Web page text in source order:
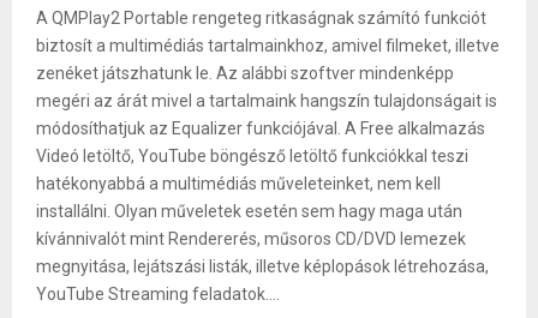
A QMPlay2 Portable rengeteg ritkaságnak számító funkciót
biztosít a multimédiás tartalmainkhoz, amivel filmeket, illetve
zenéket játszhatunk le. Az alábbi szoftver mindenképp
megéri az árát mivel a tartalmaink hangszín tulajdonságait is
módosíthatjuk az Equalizer funkciójával. A Free alkalmazás
Videó letöltő, YouTube böngésző letöltő funkciókkal teszi
hatékonyabbá a multimédiás műveleteinket, nem kell
installálni. Olyan műveletek esetén sem hagy maga után
kívánnivalót mint Rendererés, műsoros CD/DVD lemezek
megnyitása, lejátszási listák, illetve képlopások létrehozása,
YouTube Streaming feladatok....